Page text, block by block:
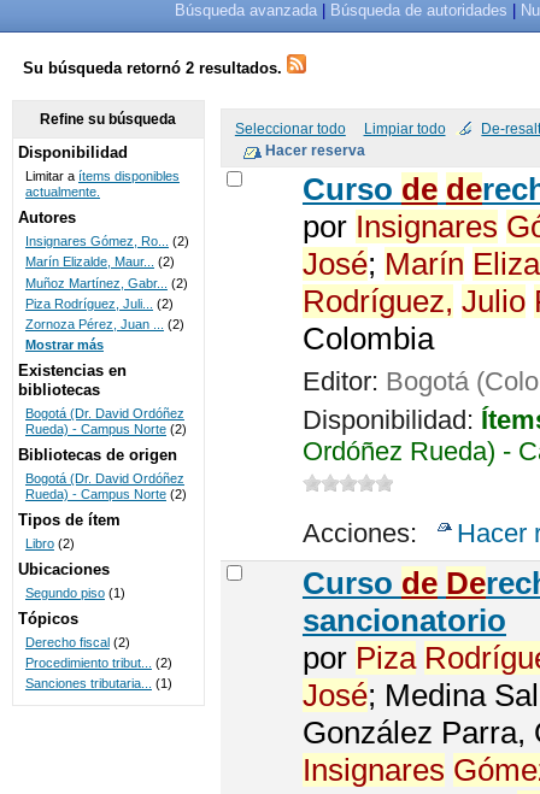
SISTEMAS
DE
BIBLIOTECAS
UNICOC
Búsqueda avanzada Búsqueda de autoridades
Su búsqueda retornó 2 resultados.
Seleccionar todo Limpiar todo De-
Curso de de
por Insignares
José; Marín
Rodríguez, Julio
Colombia
Editor: Bogotá
Disponibilidad:
Ordóñez Rueda) -
Acciones: Hacer
Curso de De
sancionatorio
por Piza
José; Medina
González
Insignares
Refine su búsqueda
Disponibilidad
Limitar a ítems disponibles
actualmente.
Autores
Insignares Gómez, Ro...
(2)
Marín Elizalde, Maur... (2)
Muñoz Martínez, Gabr...
(2)
Piza Rodríguez, Juli...
(2)
Zornoza Pérez, Juan ...
(2)
Mostrar más
Existencias en
bibliotecas
Bogotá (Dr. David Ordóñez
Rueda) - Campus Norte (2)
Bibliotecas de origen
Bogotá (Dr. David Ordóñez
Rueda) - Campus Norte (2)
Tipos de ítem
Libro (2)
Ubicaciones
Segundo piso (1)
Tópicos
Derecho fiscal (2)
Procedimiento tribut...
(2)
Sanciones tributaria... (1)